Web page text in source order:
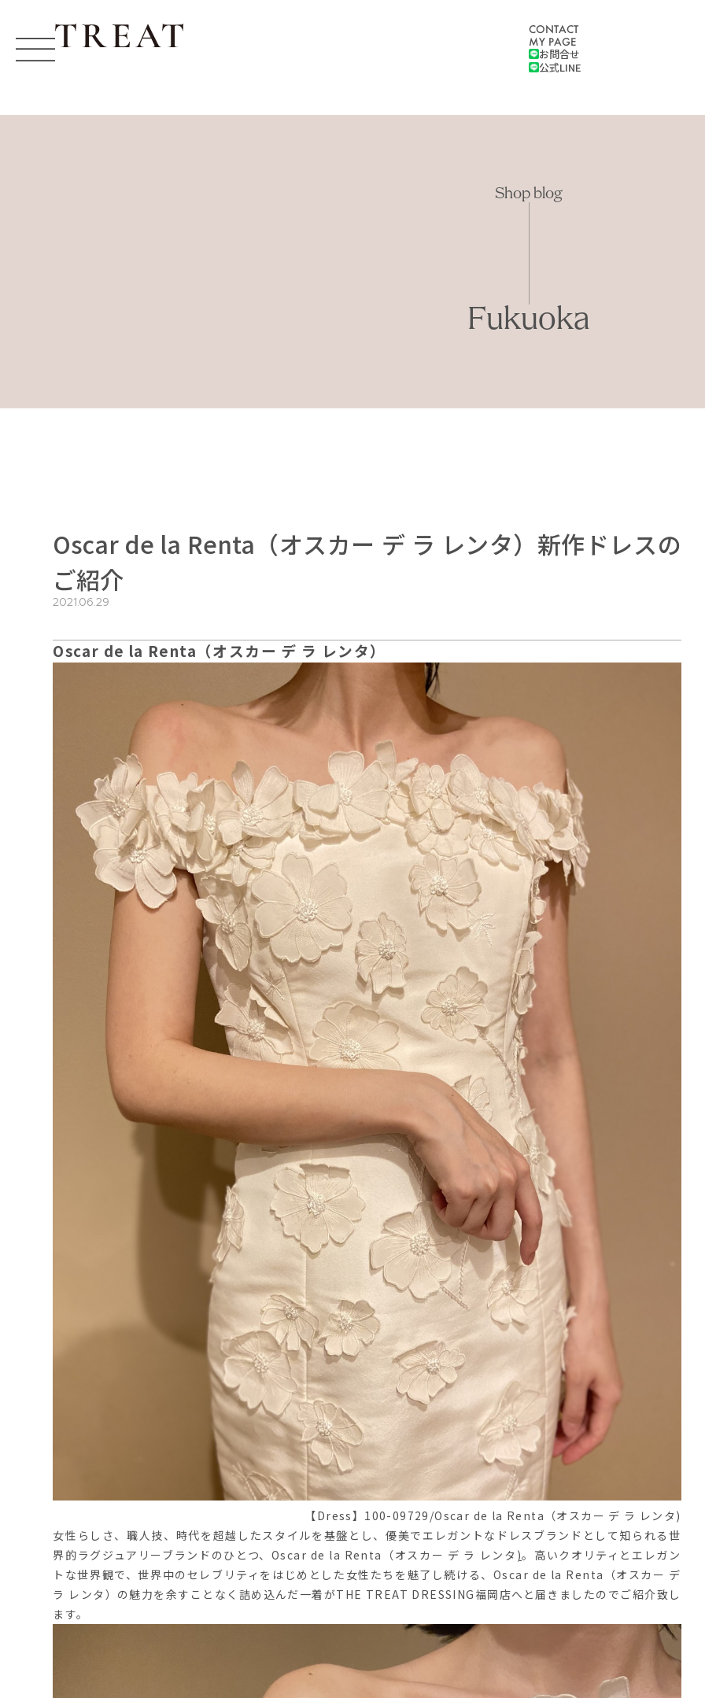
CONTACT
MY PAGE
お問合せ
公式LINE
Shop blog
Fukuoka
Oscar de la Renta（オスカー デ ラ レンタ）新作ドレスの
ご紹介
2021.06.29
Oscar de la Renta（オスカー デ ラ レンタ）
【Dress】100-09729/Oscar de la Renta（オスカー デ ラ レンタ)
女性らしさ、職人技、時代を超越したスタイルを基盤とし、優美でエレガントなドレスブランドとして知られる世
界的ラグジュアリーブランドのひとつ、Oscar de la Renta（オスカー デ ラ レンタ )。高いクオリティとエレガン
トな世界観で、世界中のセレブリティをはじめとした女性たちを魅了し続ける、Oscar de la Renta（オスカー デ
ラ レンタ）の魅力を余すことなく詰め込んだ一着がTHE TREAT DRESSING福岡店へと届きましたのでご紹介致し
ます。